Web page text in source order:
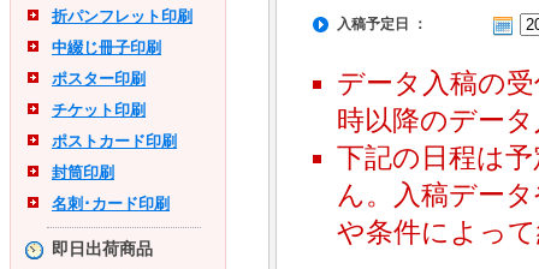
折パンフレット印刷
中綴じ冊子印刷
ポスター印刷
チケット印刷
ポストカード印刷
封筒印刷
名刺･カード印刷
即日出荷商品
入稿予定日 ：
データ入稿の
時以降のデー
下記の日程は
ん。入稿デー
や条件によっ